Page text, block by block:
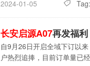
2024-01-05 Tag:
长安启源A07再发福
自9月26日开启全域下订以
户热烈追捧，目前订单量已